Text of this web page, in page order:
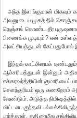
அந்த இளங்குமரன் மிகவும்
அவனுடைய முகத்தில்
நெஞ்சங் கொண்ட தீர
பிணைக்க முடியும்? என்
அலட்சியத்துடன் கேட்பதுபோல்
இந்தக் காட்சியைக் கண்டதும்
ஆச்சரியத்துடன் இன்னும்
சக்கரவர்த்தியின்
சௌந்தரியம் ஒரு கணநேரம்
வேண்டும். அடுத்த
விட்டன. குந்தவி
பார்த்தாள். குதிரைமீது